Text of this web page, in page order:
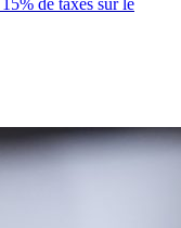
de taxes sur le